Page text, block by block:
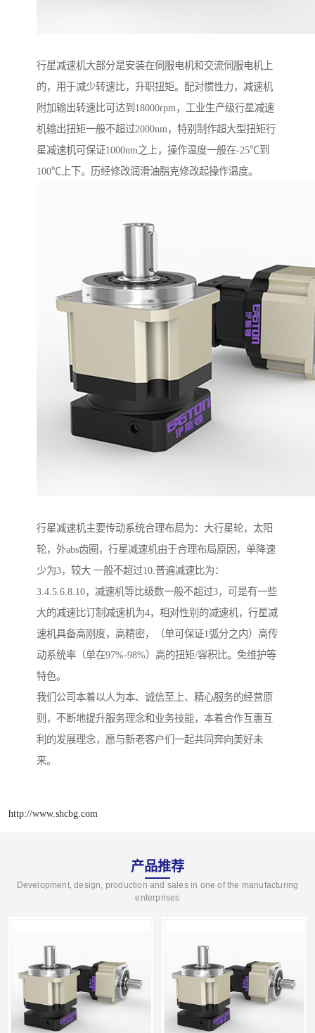
行星减速机大部分是安装在伺服电机和交流伺服电机上
的，用于减少转速比，升职扭矩。配对惯性力，减速机
附加输出转速比可达到18000rpm，工业生产级行星减速
机输出扭矩一般不超过2000nm，特别制作超大型扭矩行
星减速机可保证1000nm之上，操作温度一般在-25℃到
100℃上下。历经修改润滑油脂克修改起操作温度。
行星减速机主要传动系统合理布局为：大行星轮，太阳
轮，外abs齿圈，行星减速机由于合理布局原因，单降速
少为3，较大 一般不超过10.普遍减速比为：
3.4.5.6.8.10，减速机等比级数一般不超过3，可是有一些
大的减速比订制减速机为4，相对性别的减速机，行星减
速机具备高刚度，高精密，（单可保证1弧分之内）高传
动系统率（单在97%-98%）高的扭矩/容积比。免维护等
特色。
我们公司本着以人为本、诚信至上、精心服务的经营原
则，不断地提升服务理念和业务技能，本着合作互惠互
利的发展理念，愿与新老客户们一起共同奔向美好未
来。
http://www.shcbg.com
产品推荐
Development, design, production and sales in one of the manufacturing
enterprises